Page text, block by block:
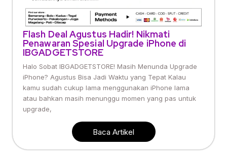
Flash Deal Agustus Hadir! Nikmati
Penawaran Spesial Upgrade iPhone di
IBGADGETSTORE
Halo Sobat IBGADGETSTORE! Masih Menunda Upgrade
iPhone? Agustus Bisa Jadi Waktu yang Tepat Kalau
kamu sudah cukup lama menggunakan iPhone lama
atau bahkan masih menunggu momen yang pas untuk
upgrade,
Baca Artikel